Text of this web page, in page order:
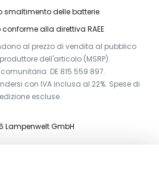
smaltimento delle batterie
alla direttiva RAEE
al prezzo di vendita al pubblico
dell'articolo (MSRP).
DE 815 559 897.
con IVA inclusa al 22%. Spese di
escluse.
Lampenwelt GmbH